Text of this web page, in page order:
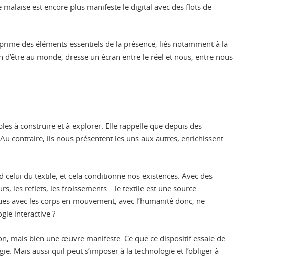
est encore plus manifeste le digital avec des flots de
des éléments essentiels de la présence, liés notamment à la
au monde, dresse un écran entre le réel et nous, entre nous
à construire et à explorer. Elle rappelle que depuis des
contraire, ils nous présentent les uns aux autres, enrichissent
du textile, et cela conditionne nos existences. Avec des
les reflets, les froissements… le textile est une source
avec les corps en mouvement, avec l’humanité donc, ne
interactive ?
mais bien une œuvre manifeste. Ce que ce dispositif essaie de
Mais aussi quil peut s’imposer à la technologie et l’obliger à